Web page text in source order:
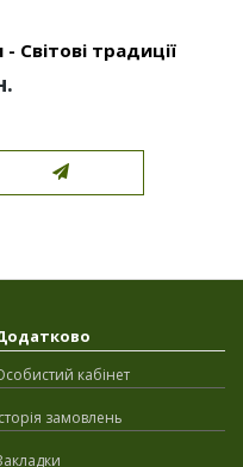
традиції
кабінет
замовлень